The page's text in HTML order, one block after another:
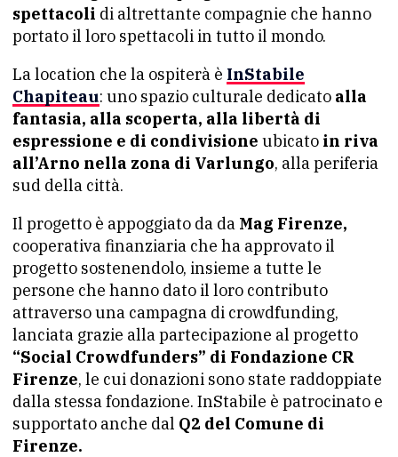
spettacoli di altrettante compagnie che hanno
portato il loro spettacoli in tutto il mondo.
La location che la ospiterà è InStabile
Chapiteau: uno spazio culturale dedicato alla
fantasia, alla scoperta, alla libertà di
espressione e di condivisione ubicato in riva
all’Arno nella zona di Varlungo, alla periferia
sud della città.
Il progetto è appoggiato da da Mag Firenze,
cooperativa finanziaria che ha approvato il
progetto sostenendolo, insieme a tutte le
persone che hanno dato il loro contributo
attraverso una campagna di crowdfunding,
lanciata grazie alla partecipazione al progetto
“Social Crowdfunders” di Fondazione CR
Firenze, le cui donazioni sono state raddoppiate
dalla stessa fondazione. InStabile è patrocinato e
supportato anche dal Q2 del Comune di
Firenze.